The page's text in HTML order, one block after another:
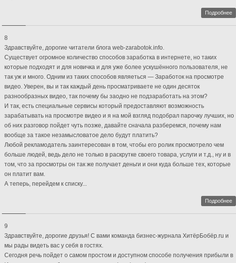
Подробнее
8
Здравствуйте, дорогие читатели блога web-zarabotok.info.
Существует огромное количество способов заработка в интернете, но таких
которые подходят и для новичка и для уже более ускушённого пользователя, не
так уж и много. Одним из таких способов являеться — Заработок на просмотре
видео. Уверен, вы и так каждый день просматриваете не один десяток
разнообразных видео, так почему бы заодно не подзаработать на этом?
И так, есть специальные сервисы который предоставляют возможность
зарабатывать на просмотре видео и я на мой взгляд подобрал парочку лучших, но
об них разговор пойдет чуть позже, давайте сначала разберемся, почему нам
вообще за такое незамысловатое дело будут платить?
Любой рекламодатель заинтересован в том, чтобы его ролик просмотрело чем
больше людей, ведь дело не только в раскрутке своего товара, услуги и т.д., ну и в
том, что за просмотры он так же получает деньги и они куда больше тех, которые
он платит вам.
А теперь, перейдем к списку...
Подробнее
9
Здравствуйте, дорогие друзья! С вами команда бизнес-журнала ХитёрБобёр.ru и
мы рады видеть вас у себя в гостях.
Сегодня речь пойдет о самом простом и доступном способе получения прибыли в